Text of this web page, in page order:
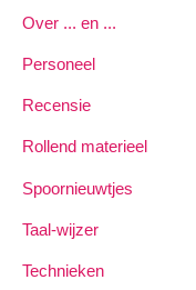
Over ... en ...
Personeel
Recensie
Rollend materieel
Spoornieuwtjes
Taal-wijzer
Technieken